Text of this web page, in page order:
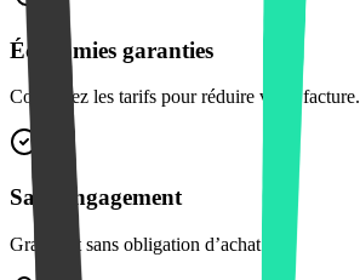
Économies garanties
Comparez les tarifs pour réduire votre facture.
Sans engagement
Gratuit et sans obligation d’achat.